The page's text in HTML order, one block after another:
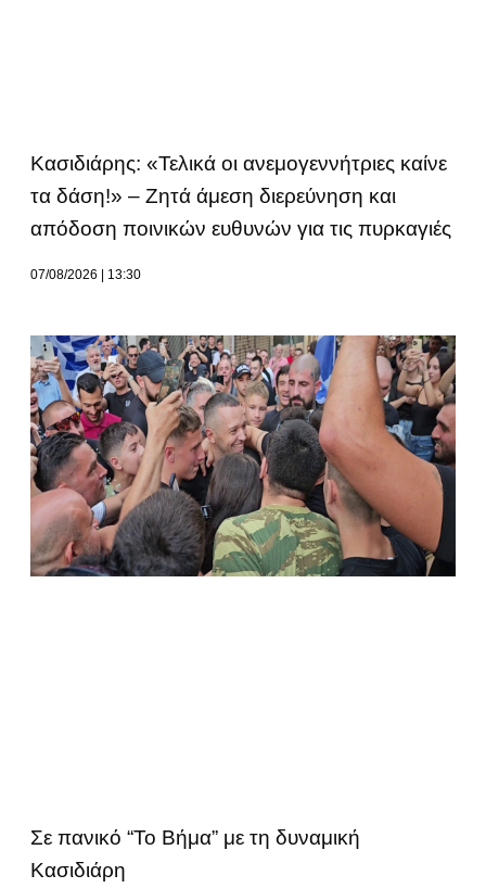
Κασιδιάρης: «Τελικά οι ανεμογεννήτριες καίνε
τα δάση!» – Ζητά άμεση διερεύνηση και
απόδοση ποινικών ευθυνών για τις πυρκαγιές
07/08/2026 13:30
Σε πανικό “Το Βήμα” με τη δυναμική
Κασιδιάρη